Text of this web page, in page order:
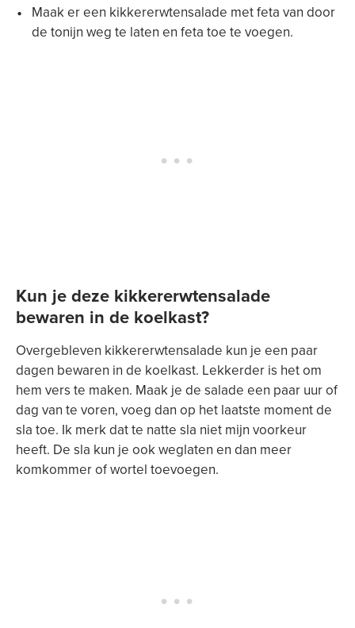
Maak er een kikkererwtensalade met feta van door
de tonijn weg te laten en feta toe te voegen.
Kun je deze kikkererwtensalade
bewaren in de koelkast?
Overgebleven kikkererwtensalade kun je een paar
dagen bewaren in de koelkast. Lekkerder is het om
hem vers te maken. Maak je de salade een paar uur of
dag van te voren, voeg dan op het laatste moment de
sla toe. Ik merk dat te natte sla niet mijn voorkeur
heeft. De sla kun je ook weglaten en dan meer
komkommer of wortel toevoegen.